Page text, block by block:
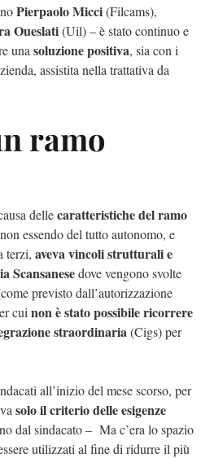
Pierpaolo Micci(Filcams),
Oueslati(Uil) – è stato continuo e
una soluzione positiva, sia con i
assistita nella trattativa da
ramo
dellecaratteristiche del ramo
essendo del tutto autonomo, e
terzi, aveva vincoli strutturali e
Scansanesedove vengono svolte
previsto dall’autorizzazione
cui non è stato possibile ricorrere
straordinaria(Cigs) per
all’inizio del mese scorso, per
solo il criterio delle esigenze
dal sindacato – Ma c’era lo spazio
utilizzati al fine di ridurre il più